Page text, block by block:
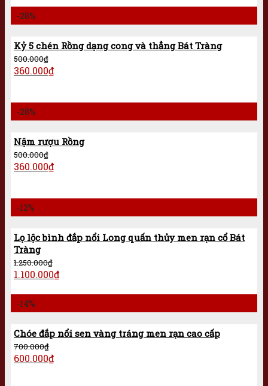
-28%
Kỷ 5 chén Rồng dạng cong và thẳng Bát Tràng
500.000₫
360.000₫
-28%
Nậm rượu Rồng
500.000₫
360.000₫
-12%
Lọ lộc bình đắp nổi Long quấn thủy men rạn cổ Bát
Tràng
1.250.000₫
1.100.000₫
-14%
Chóe đắp nổi sen vàng tráng men rạn cao cấp
700.000₫
600.000₫